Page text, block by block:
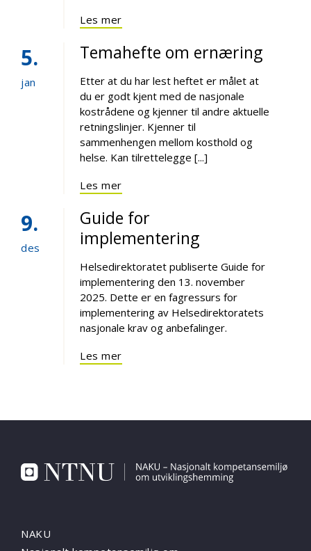
Les mer
5
jan
Temahefte om ernæring
Etter at du har lest heftet er målet at
du er godt kjent med de nasjonale
kostrådene og kjenner til andre aktuelle
retningslinjer. Kjenner til
sammenhengen mellom kosthold og
helse. Kan tilrettelegge [...]
Les mer
9
des
Guide for
implementering
Helsedirektoratet publiserte Guide for
implementering den 13. november
2025. Dette er en fagressurs for
implementering av Helsedirektoratets
nasjonale krav og anbefalinger.
Les mer
NAKU